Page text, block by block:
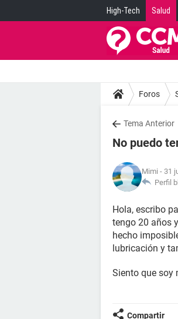
High-Tech Salud
Foros
Tema Anterior
No puedo
Mimi - 31
Perfil
Hola, escribo
tengo 20 años
hecho
lubricación y
Siento que soy
Compartir